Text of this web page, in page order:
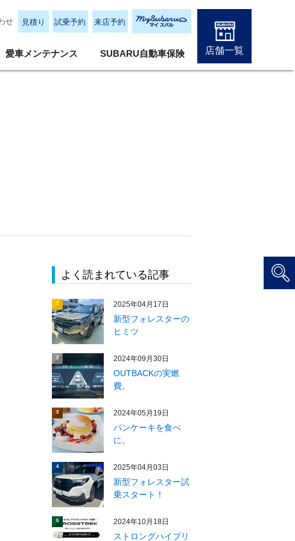
せ 見積り 試乗予約 来店予約
愛車メンテナンス SUBARU自動車保険 店舗一覧
よく読まれている記事
1 2025年04月17日
新型フォレスターの
ヒミツ
2 2024年09月30日
OUTBACKの実燃
費。
3 2024年05月19日
パンケーキを食べ
に。
4 2025年04月03日
新型フォレスター試
乗スタート！
5 2024年10月18日
ストロングハイブリ